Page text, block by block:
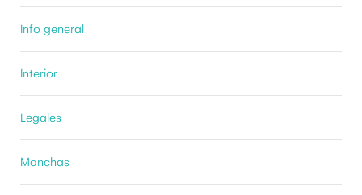
Info general
Interior
Legales
Manchas